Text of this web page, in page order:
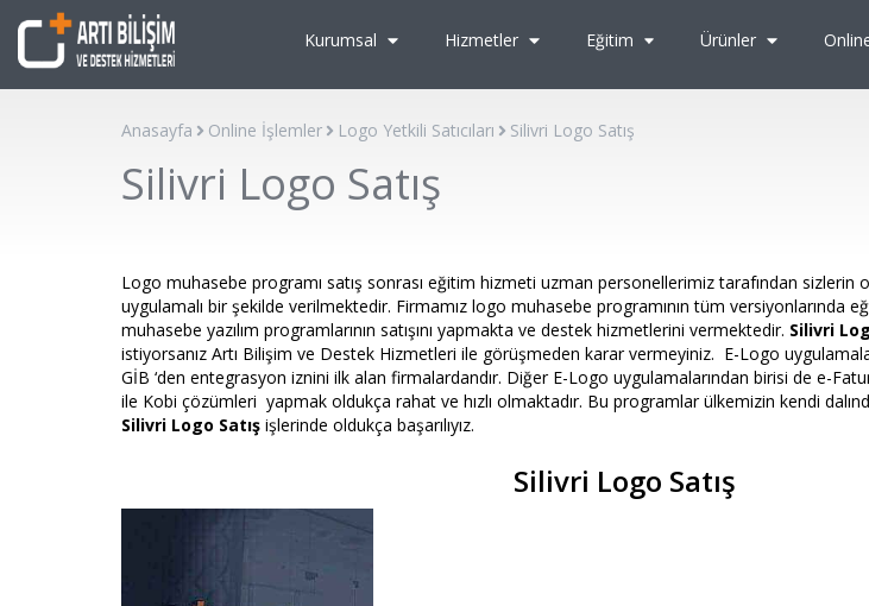
Kurumsal Hizmetler Eğitim Ürünler
Anasayfa Online İşlemler Logo Yetkili Satıcıları Silivri Logo Satış
Silivri Logo Satış
Logo muhasebe programı satış sonrası eğitim hizmeti uzman personellerimiz tarafından sizlerin
uygulamalı bir şekilde verilmektedir. Firmamız logo muhasebe programının tüm versiyonlarında
muhasebe yazılım programlarının satışını yapmakta ve destek hizmetlerini vermektedir. Silivri
istiyorsanız Artı Bilişim ve Destek Hizmetleri ile görüşmeden karar vermeyiniz. E-Logo
GİB ‘den entegrasyon iznini ilk alan firmalardandır. Diğer E-Logo uygulamalarından birisi de e-
ile Kobi çözümleri yapmak oldukça rahat ve hızlı olmaktadır. Bu programlar ülkemizin kendi
Silivri Logo Satış işlerinde oldukça başarılıyız.
Silivri Logo Satış